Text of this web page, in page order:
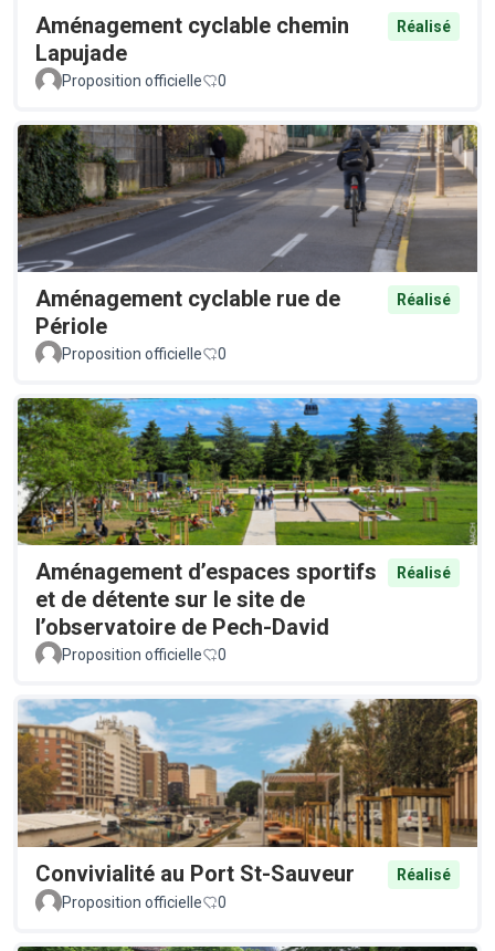
Aménagement cyclable chemin
Lapujade
Réalisé
Proposition officielle 0
Aménagement cyclable rue de
Périole
Réalisé
Proposition officielle 0
Aménagement d’espaces sportifs
et de détente sur le site de
l’observatoire de Pech-David
Réalisé
Proposition officielle 0
Convivialité au Port St-Sauveur
Réalisé
Proposition officielle
0